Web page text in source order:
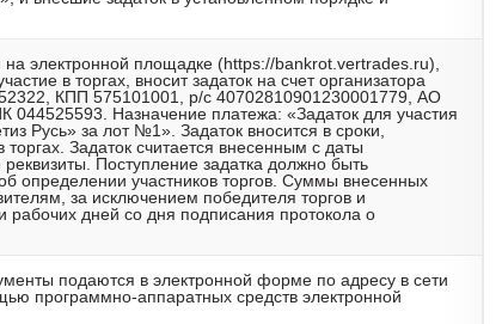
на электронной площадке (https://bankrot.vertrades.ru),
в торгах, вносит задаток на счет организатора
КПП 575101001, р/с 40702810901230001779, АО
Назначение платежа: «Задаток для участия
Русь» за лот №1». Задаток вносится в сроки,
Задаток считается внесенным с даты
Поступление задатка должно быть
определении участников торгов. Суммы внесенных
за исключением победителя торгов и
рабочих дней со дня подписания протокола о
подаются в электронной форме по адресу в сети
программно-аппаратных средств электронной